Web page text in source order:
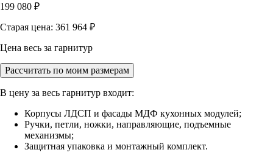
199 080 ₽
Старая цена: 361 964 ₽
Цена весь за гарнитур
Рассчитать по моим размерам
В цену за весь гарнитур входит:
Корпусы ЛДСП и фасады МДФ кухонных модулей;
Ручки, петли, ножки, направляющие, подъемные
механизмы;
Защитная упаковка и монтажный комплект.